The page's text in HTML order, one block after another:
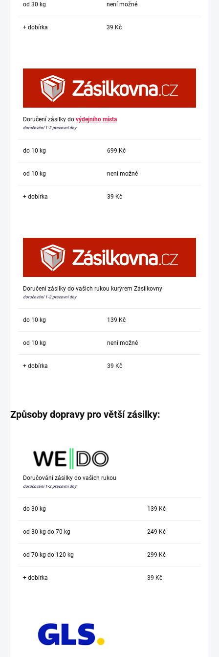
od 30 kg není možné
+ dobírka 39 Kč
Doručení zásilky do výdejního místa
doručování 1-2 pracovní dny
do 10 kg 699 Kč
od 10 kg není možné
+ dobírka 39 Kč
Doručení zásilky do vašich rukou kurýrem Zásilkovny
doručování 1-2 pracovní dny
do 10 kg 139 Kč
od 10 kg není možné
+ dobírka 39 Kč
Způsoby dopravy pro větší zásilky:
Doručování zásilky do vašich rukou
doručování 1-2 pracovní dny
do 30 kg 139 Kč
od 30 kg do 70 kg 249 Kč
od 70 kg do 120 kg 299 Kč
+ dobírka 39 Kč